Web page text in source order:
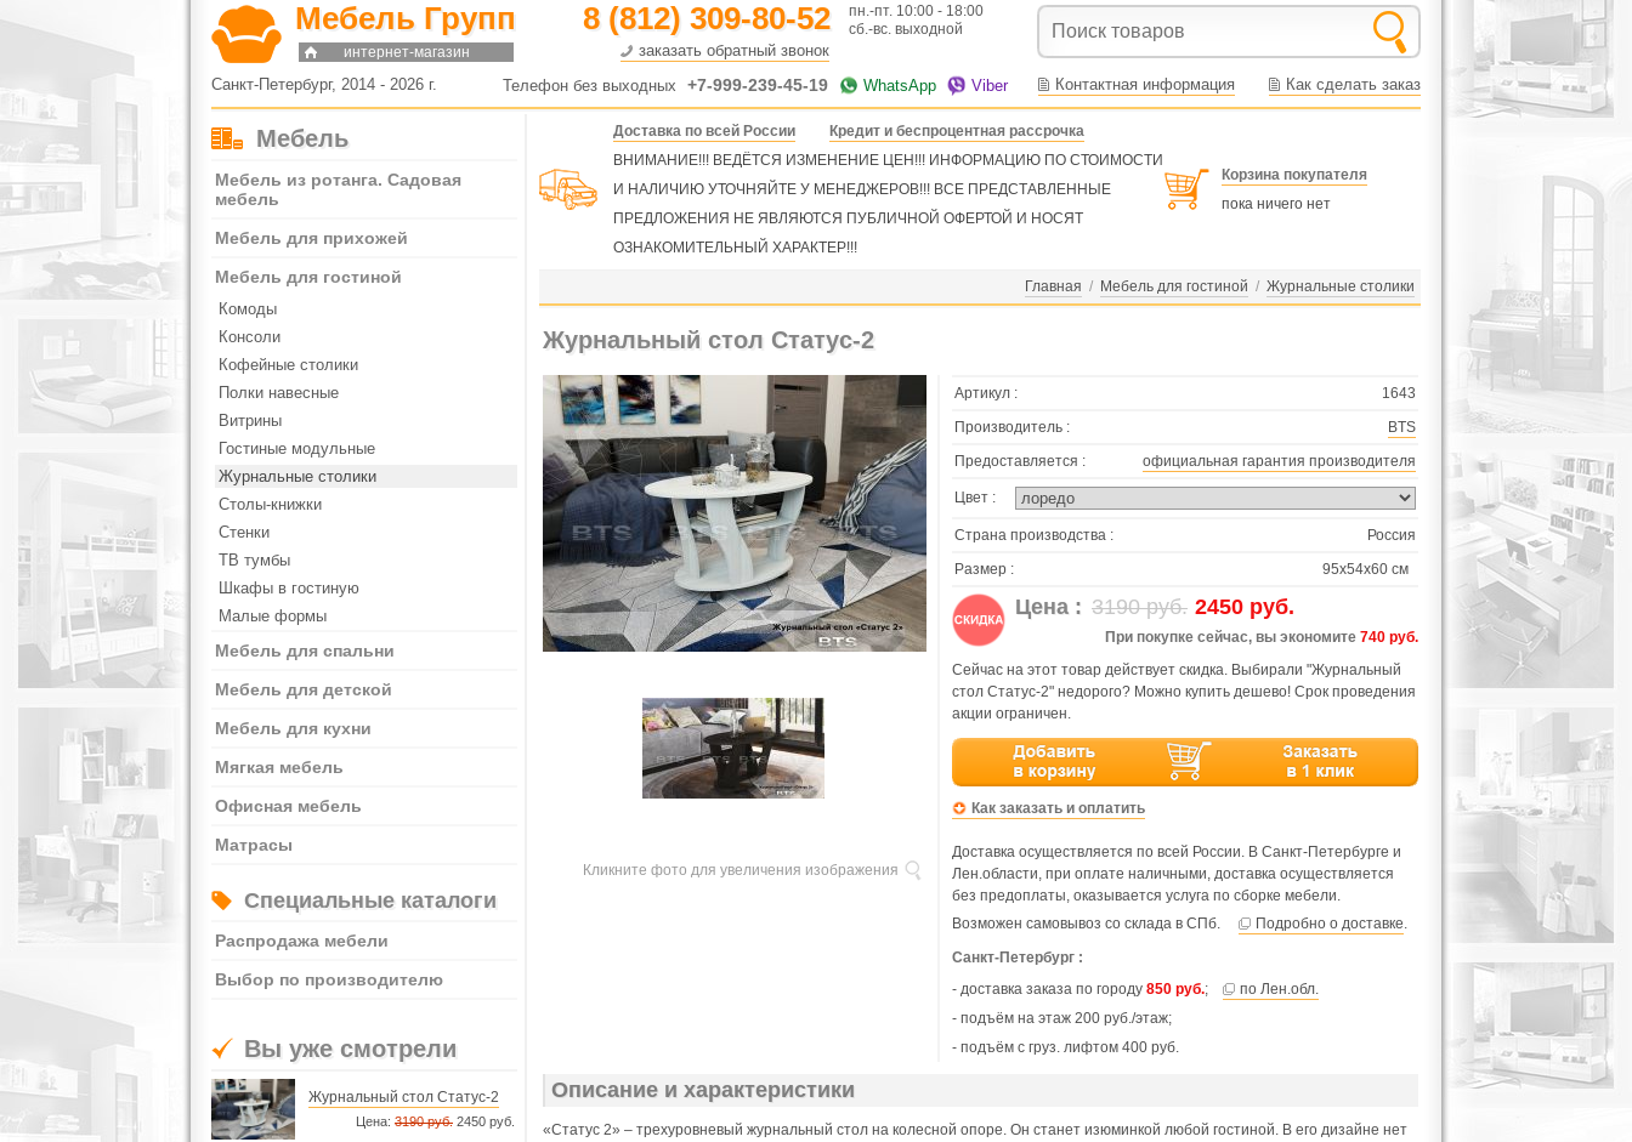
Мебель Групп
интернет-магазин
8 (812) 309-80-52
заказать обратный звонок
пн.-пт. 10:00 - 18:00
сб.-вс. выходной
Санкт-Петербург, 2014 - 2026 г. Телефон без выходных +7-999-239-45-19 WhatsApp Viber Контактная информация Как сделать заказ
Мебель
Мебель из ротанга. Садовая
мебель
Мебель для прихожей
Мебель для гостиной
Комоды
Консоли
Кофейные столики
Полки навесные
Витрины
Гостиные модульные
Журнальные столики
Столы-книжки
Стенки
ТВ тумбы
Шкафы в гостиную
Малые формы
Мебель для спальни
Мебель для детской
Мебель для кухни
Мягкая мебель
Офисная мебель
Матрасы
Специальные каталоги
Распродажа мебели
Выбор по производителю
Вы уже смотрели
Журнальный стол Статус-2
Цена: 3190 руб. 2450 руб.
Доставка по всей России
Кредит и беспроцентная рассрочка
ВНИМАНИЕ!!! ВЕДЁТСЯ ИЗМЕНЕНИЕ ЦЕН!!! ИНФОРМАЦИЮ ПО СТОИМОСТИ
И НАЛИЧИЮ УТОЧНЯЙТЕ У МЕНЕДЖЕРОВ!!! ВСЕ ПРЕДСТАВЛЕННЫЕ
ПРЕДЛОЖЕНИЯ НЕ ЯВЛЯЮТСЯ ПУБЛИЧНОЙ ОФЕРТОЙ И НОСЯТ
ОЗНАКОМИТЕЛЬНЫЙ ХАРАКТЕР!!!
Корзина покупателя
пока ничего нет
Главная / Мебель для гостиной / Журнальные столики
Журнальный стол Статус-2
Кликните фото для увеличения изображения
Артикул :
1643
Производитель :
BTS
Предоставляется :
официальная гарантия производителя
Цвет :
Страна производства :
Россия
Размер :
95х54х60 см
Цена : 3190 руб. 2450 руб.
При покупке сейчас, вы экономите 740 руб.
Сейчас на этот товар действует скидка. Выбирали "Журнальный
стол Статус-2" недорого? Можно купить дешево! Срок проведения
акции ограничен.
Как заказать и оплатить
Доставка осуществляется по всей России. В Санкт-Петербурге и
Лен.области, при оплате наличными, доставка осуществляется
без предоплаты, оказывается услуга по сборке мебели.
Возможен самовывоз со склада в СПб.
Подробно о доставке.
Санкт-Петербург :
- доставка заказа по городу 850 руб.;
по Лен.обл.
- подъём на этаж 200 руб./этаж;
- подъём с груз. лифтом 400 руб.
Описание и характеристики
«Статус 2» – трехуровневый журнальный стол на колесной опоре. Он станет изюминкой любой гостиной. В его дизайне нет